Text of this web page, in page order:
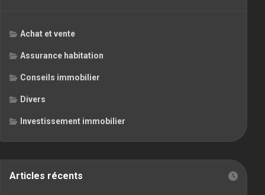
Achat et vente
Assurance habitation
Conseils immobilier
Divers
Investissement immobilier
Articles récents